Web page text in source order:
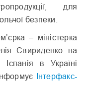
для
безпеки.
– міністерка
Свириденко на
в Україні
Інтерфакс-